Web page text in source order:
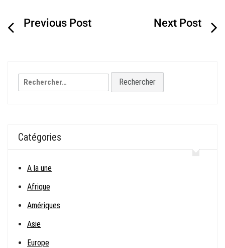
Navigation
Rechercher :
Catégories
A la une
Afrique
Amériques
Asie
Europe